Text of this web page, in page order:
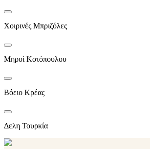
Χοιρινές Μπριζόλες
Μηροί Κοτόπουλου
Βόειο Κρέας
Δελη Τουρκία